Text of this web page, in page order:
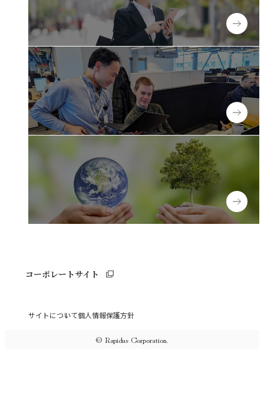
New graduates
新卒採用
Experienced
キャリア採用
People with disabilities
コーポレートサイト
サイトについて個人情報保護方針
© Rapidus Corporation.